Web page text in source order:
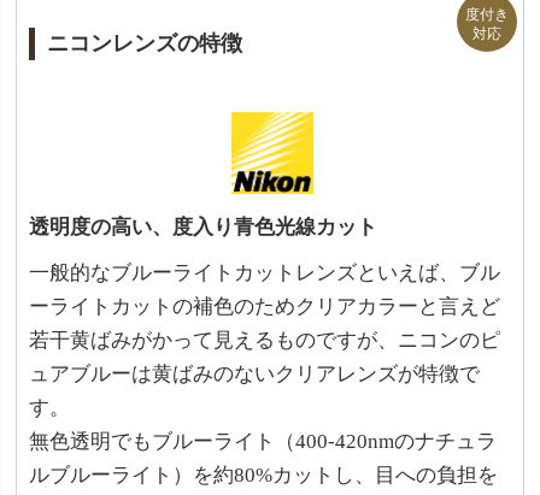
ニコンレンズの特徴
透明度の高い、度入り青色光線カット
一般的なブルーライトカットレンズといえば、ブル
ーライトカットの補色のためクリアカラーと言えど
若干黄ばみがかって見えるものですが、ニコンのピ
ュアブルーは黄ばみのないクリアレンズが特徴で
す。
無色透明でもブルーライト（400-420nmのナチュラ
ルブルーライト）を約80%カットし、目への負担を